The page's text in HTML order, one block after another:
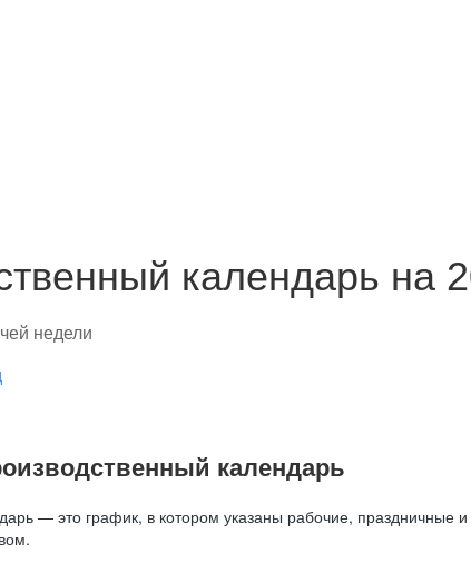
календарь на
недели
календарь
— это график, в котором указаны рабочие, праздничные